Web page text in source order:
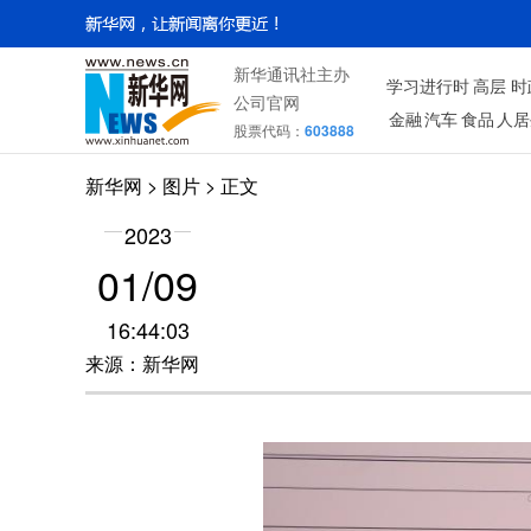
新华通讯社主办
公司官网
股票代码： 603888
学习进行时高层
金融汽车食品 人
新华网 > 图片 > 正文
2023
01/09
16:44:03
来源：新华网